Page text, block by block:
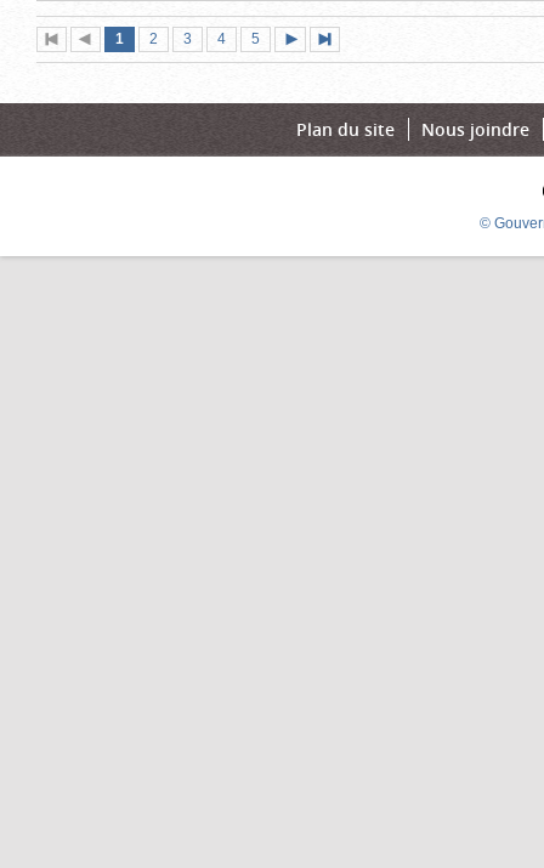
Première
page
Page
précédente
Page
1 (page
actuelle)
Page
2 Page
3 Page
4 Page
5
suivante
page
Plan du site Nous joindre
©